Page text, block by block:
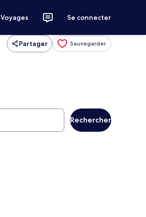
Voyages Se connecter
Partager Sauvegarder
Rechercher